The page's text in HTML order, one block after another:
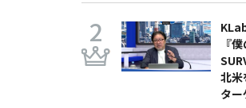
『
北米
タ